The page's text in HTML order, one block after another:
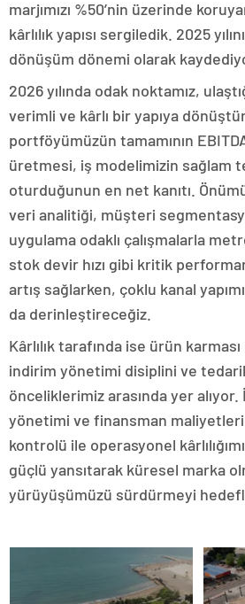
marjımızı %50’nin üzerinde
kârlılık yapısı sergiledik. 2025
dönüşüm dönemi olarak
2026 yılında odak noktamız,
verimli ve kârlı bir yapıya
portföyümüzün tamamının
üretmesi, iş modelimizin sağlam
oturduğunun en net kanıtı.
veri analitiği, müşteri
uygulama odaklı çalışmalarla
stok devir hızı gibi kritik
artış sağlarken, çoklu kanal
da derinleştireceğiz.
Kârlılık tarafında ise ürün
indirim yönetimi disiplini ve
önceliklerimiz arasında yer
yönetimi ve finansman
kontrolü ile operasyonel
güçlü yansıtarak küresel marka
yürüyüşümüzü sürdürmeyi